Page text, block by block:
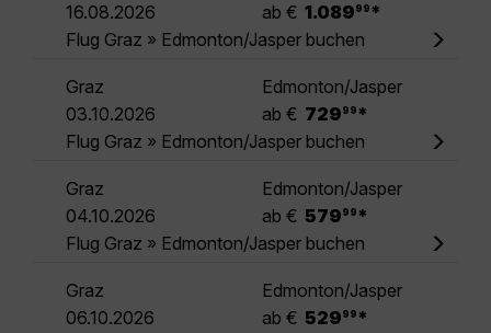
16.08.2026
ab € 1.089 99 *
Flug Graz » Edmonton/Jasper buchen
Graz
Edmonton/Jasper
03.10.2026
ab € 729 99 *
Flug Graz » Edmonton/Jasper buchen
Graz
Edmonton/Jasper
04.10.2026
ab € 579 99 *
Flug Graz » Edmonton/Jasper buchen
Graz
Edmonton/Jasper
06.10.2026
ab € 529 99 *